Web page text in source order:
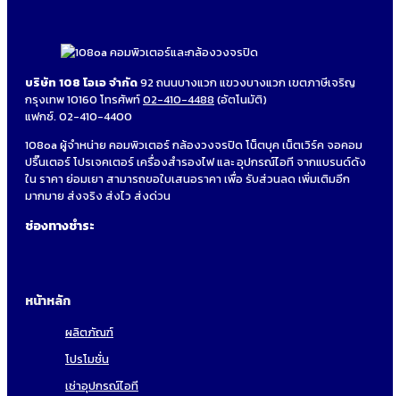
บริษัท 108 โอเอ จำกัด92 ถนนบางแวก แขวงบางแวก เขตภาษีเจริญ
กรุงเทพ 10160 โทรศัพท์02-410-4488 (อัตโนมัติ)
แฟกซ์. 02-410-4400
108oa ผู้จำหน่าย คอมพิวเตอร์ กล้องวงจรปิด โน็ตบุค เน็ตเวิร์ค จอคอม
ปริ๊นเตอร์ โปรเจคเตอร์ เครื่องสำรองไฟ และ อุปกรณ์ไอที จากแบรนด์ดัง
ใน ราคา ย่อมเยา สามารถขอใบเสนอราคา เพื่อ รับส่วนลด เพิ่มเติมอีก
มากมาย ส่งจริง ส่งไว ส่งด่วน
ช่องทางชำระ
หน้าหลัก
ผลิตภัณฑ์
โปรโมชั่น
เช่าอุปกรณ์ไอที